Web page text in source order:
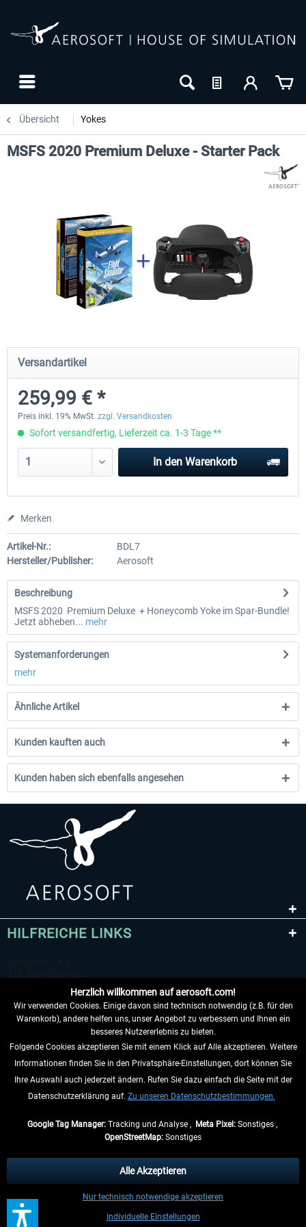
Übersicht Yokes
Honeycomb - Alpha Flight Controls
239,99 € *
MSFS 2020 Premium Deluxe - Starter Pack
Versandartikel
259,99 € *
Preis inkl. 19% MwSt. zzgl. Versandkosten
Sofort versandfertig, Lieferzeit ca. 1-3 Tage **
In den Warenkorb
Merken
Artikel-Nr.:
BDL7
Hersteller/Publisher:
Aerosoft
Beschreibung
MSFS 2020 Premium Deluxe + Honeycomb Yoke im Spar-Bundle!
Jetzt abheben... mehr
Systemanforderungen
mehr
Ähnliche Artikel
Kunden kauften auch
Kunden haben sich ebenfalls angesehen
HILFREICHE LINKS
VERTRAG WIDERRUFEN
INFORMATIONEN
anders beschrieben.
** Gilt für Lieferungen innerhalb Deutschlands, Lieferzeiten für andere Länder
entnehmen Sie bitte denVersandinformationen
Herzlich willkommen auf aerosoft.com!
Wir verwenden Cookies. Einige davon sind technisch notwendig (z.B. für den
Warenkorb), andere helfen uns, unser Angebot zu verbessern und Ihnen ein
besseres Nutzererlebnis zu bieten.
Folgende Cookies akzeptieren Sie mit einem Klick auf Alle akzeptieren. Weitere
Informationen finden Sie in den Privatsphäre-Einstellungen, dort können Sie
Ihre Auswahl auch jederzeit ändern. Rufen Sie dazu einfach die Seite mit der
Datenschutzerklärung auf. Zu unseren Datenschutzbestimmungen.
Google Tag Manager:Tracking und Analyse , Meta Pixel:Sonstiges ,
OpenStreetMap: Sonstiges
Individuelle Einstellungen
Nur technisch notwendige akzeptieren
Alle Akzeptieren